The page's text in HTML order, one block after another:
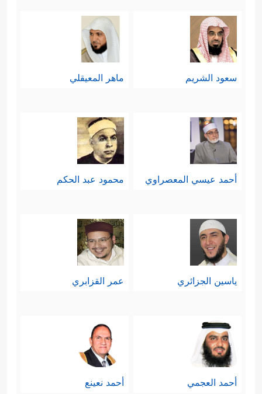
سعود الشريم ماهر المعيقلي
أحمد عيسي المعصراوي محمود عبد الحكم
ياسين الجزائري عمر القزابري
أحمد العجمي أحمد نعينع